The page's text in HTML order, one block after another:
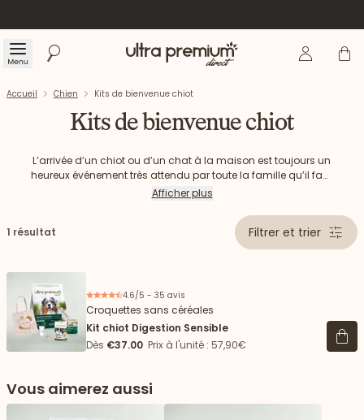
Menu Rechercher Accueil Se Panier
Accueil Chien Kits de bienvenue chiot
Kits de bienvenue chiot
L’arrivée d’un chiot ou d’un chat à la maison est toujours un
heureux événement très attendu par toute la famille qu’il faut
bien préparer. Il est important de se poser plusieurs questions
de son chiot ? Quelle gamelle choisir ? Quels jouets ? Chez
Ultra Premium Direct, nous avons à cœur de vous
accompagner dans votre quotidien aux côtés de vos
petit compagnon dans les meilleures conditions.
Afficher plus
1 résultat Filtrer et trier
4.6/5 - 35 avis
Croquettes sans céréales
Kit chiot Digestion Sensible
Dès €37.00 Prix à l'unité : 57,90€ Voir
Vous aimerez aussi